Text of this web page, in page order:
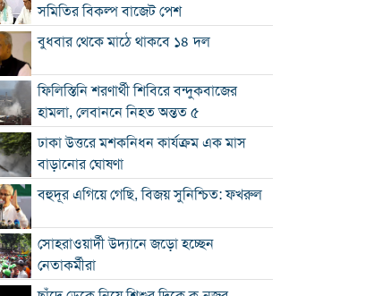
সমিতির বিকল্প বাজেট পেশ
বুধবার থেকে মাঠে থাকবে ১৪ দল
ফিলিস্তিনি শরণার্থী শিবিরে বন্দুকবাজের
হামলা, লেবাননে নিহত অন্তত ৫
ঢাকা উত্তরে মশকনিধন কার্যক্রম এক মাস
বাড়ানোর ঘোষণা
বহুদূর এগিয়ে গেছি, বিজয় সুনিশ্চিত: ফখরুল
সোহরাওয়ার্দী উদ্যানে জড়ো হচ্ছেন
নেতাকর্মীরা